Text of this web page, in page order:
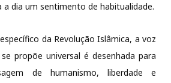
dia um sentimento de habitualidade.
da Revolução Islâmica, a voz
propõe universal é desenhada para
de humanismo, liberdade e